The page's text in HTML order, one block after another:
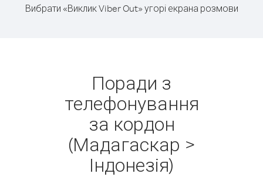
Вибрати «Виклик Viber Out» угорі екрана розмови
Поради з
телефонування
за кордон
(Мадагаскар >
Індонезія)